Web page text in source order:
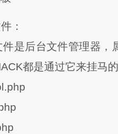
：
是后台文件管理器，
都是通过它来挂马的